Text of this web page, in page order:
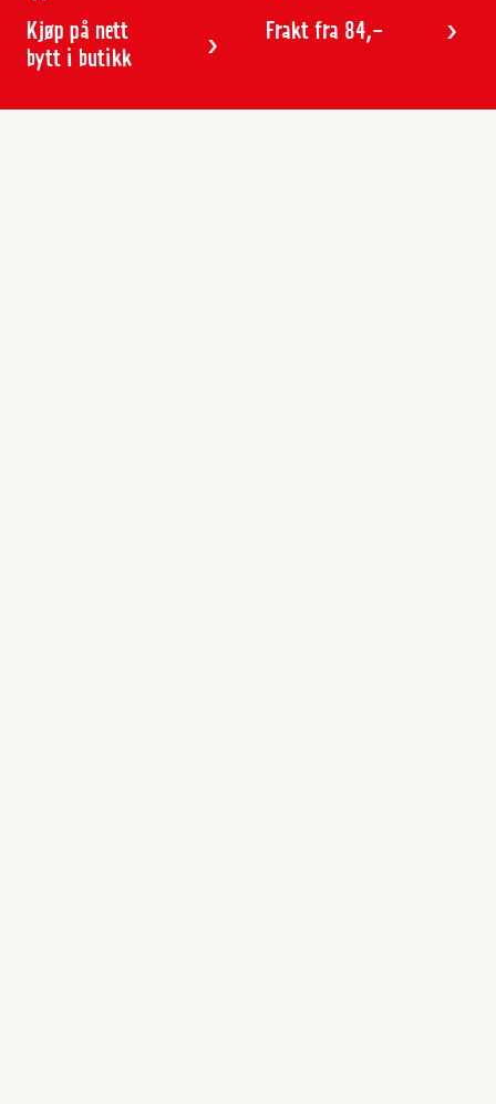
Kjøp på nett
bytt i butikk
Frakt fra 84,-